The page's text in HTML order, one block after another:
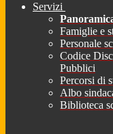
Servizi
Famiglie e
Personale
Codice
Pubblici
Percorsi di
Albo
Biblioteca